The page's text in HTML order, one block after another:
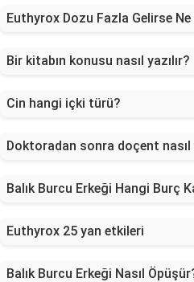
Euthyrox Dozu Fazla Gelirse Ne
Bir kitabın konusu nasıl yazılır?
Cin hangi içki türü?
Doktoradan sonra doçent
Balık Burcu Erkeği Hangi Burç
Euthyrox 25 yan etkileri
Balık Burcu Erkeği Nasıl